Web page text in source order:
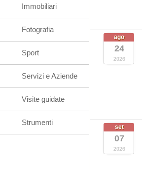
ago
24
2026
set
07
2026
Immobiliari
Fotografia
Sport
Servizi e Aziende
Visite guidate
Strumenti